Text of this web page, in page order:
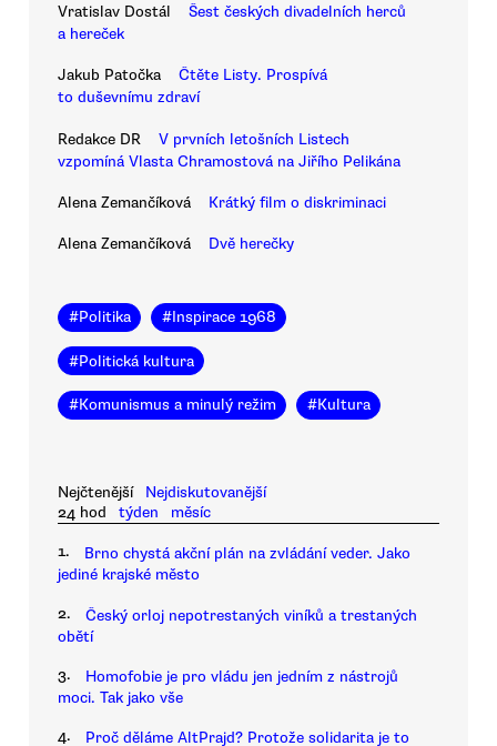
Vratislav Dostál
Šest českých divadelních herců
a hereček
Jakub Patočka
Čtěte Listy. Prospívá
to duševnímu zdraví
Redakce DR
V prvních letošních Listech
vzpomíná Vlasta Chramostová na Jiřího Pelikána
Alena Zemančíková Krátký film o diskriminaci
Alena Zemančíková Dvě herečky
#Politika #Inspirace 1968
#Politická kultura
#Komunismus a minulý režim #Kultura
Nejčtenější
Nejdiskutovanější
24 hod
týden měsíc
1.
Brno chystá akční plán na zvládání veder. Jako
jediné krajské město
2.
Český orloj nepotrestaných viníků a trestaných
obětí
3.
Homofobie je pro vládu jen jedním z nástrojů
moci. Tak jako vše
4.
Proč děláme AltPrajd? Protože solidarita je to